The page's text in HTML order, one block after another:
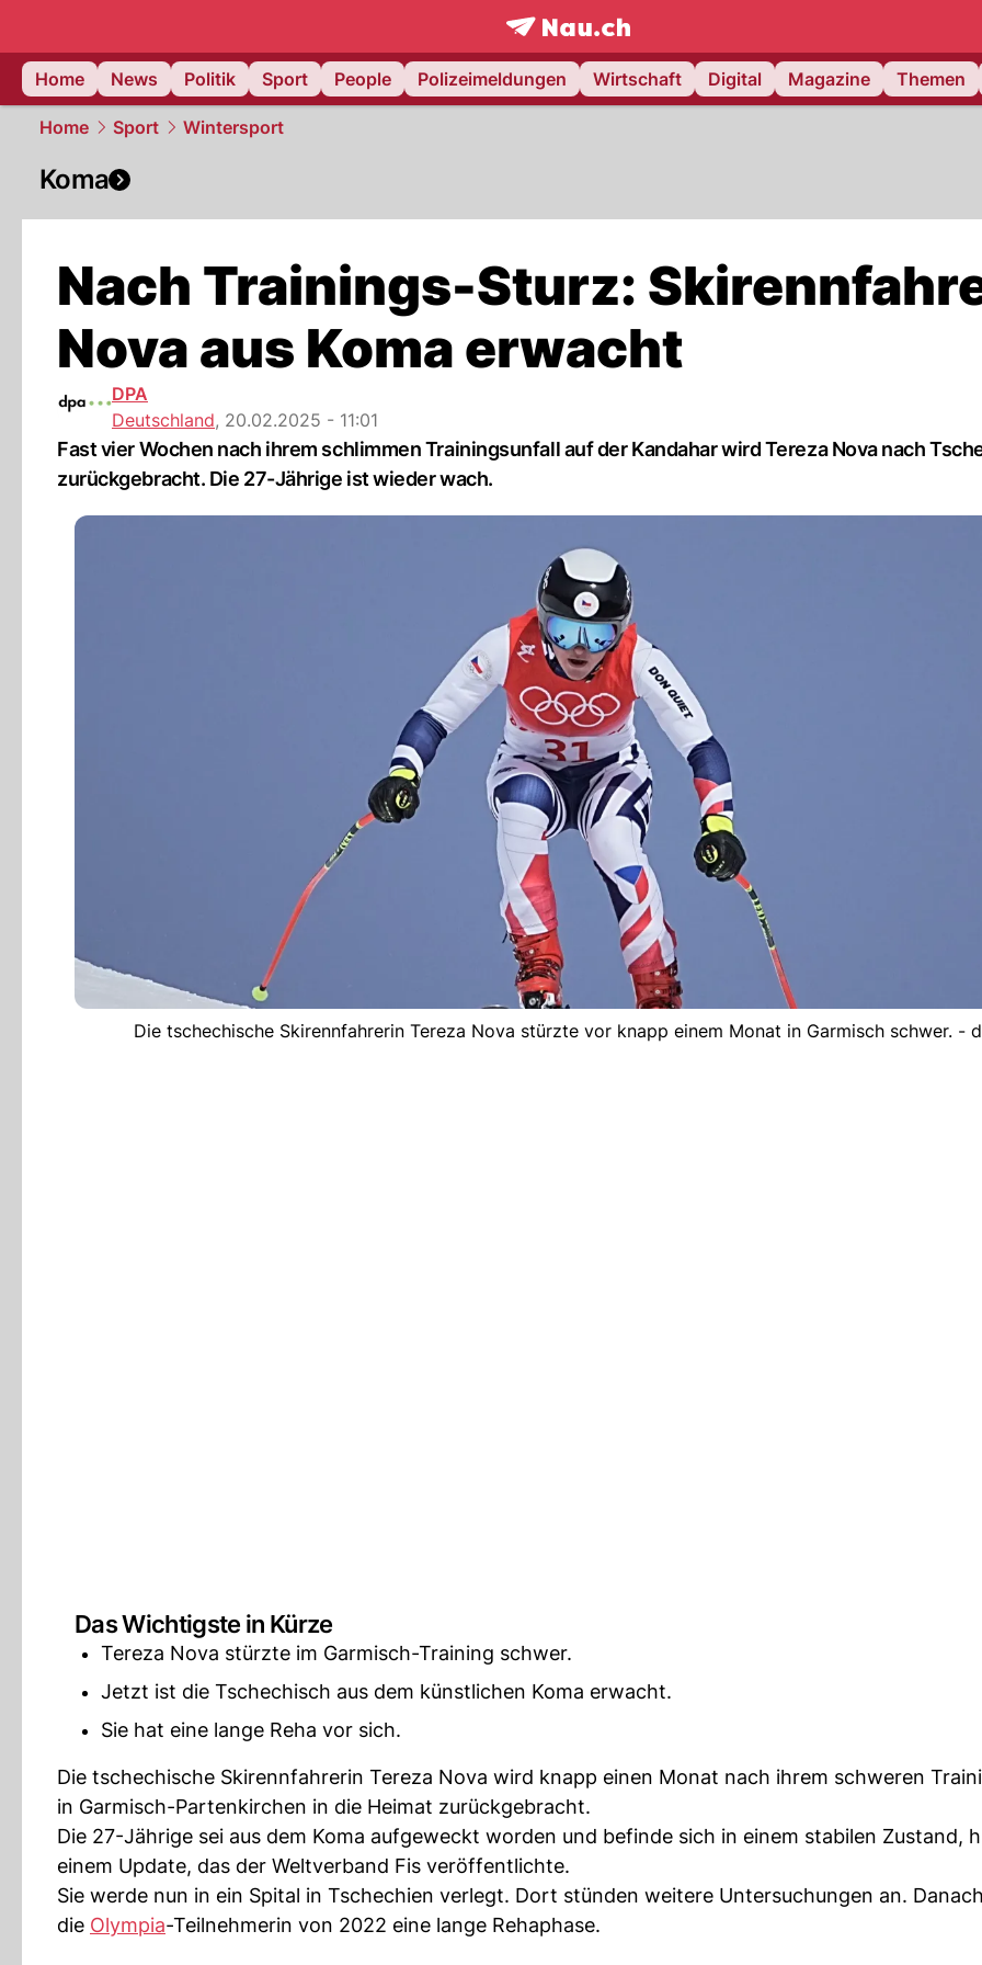
frontpage.NAU.ch
Home
News Politik Sport People Polizeimeldungen Wirtschaft Digital Magazine Themen
Home Sport Wintersport
Koma
Nach Trainings-Sturz:
Nova aus Koma erwacht
DPA
Deutschland, 20.02.2025 - 11:01
Fast vier Wochen nach ihrem schlimmen Trainingsunfall auf der Kandahar wird Tereza Nova nach
zurückgebracht. Die 27-Jährige ist wieder wach.
Die tschechische Skirennfahrerin Tereza Nova stürzte vor knapp einem Monat in Garmisch schwer. -
Das Wichtigste in Kürze
Tereza Nova stürzte im Garmisch-Training schwer.
Jetzt ist die Tschechisch aus dem künstlichen Koma erwacht.
Sie hat eine lange Reha vor sich.
Die tschechische Skirennfahrerin Tereza Nova wird knapp einen Monat nach ihrem schweren
in Garmisch-Partenkirchen in die Heimat zurückgebracht.
Die 27-Jährige sei aus dem Koma aufgeweckt worden und befinde sich in einem stabilen Zustand,
einem Update, das der Weltverband Fis veröffentlichte.
Sie werde nun in ein Spital in Tschechien verlegt. Dort stünden weitere Untersuchungen an.
die Olympia-Teilnehmerin von 2022 eine lange Rehaphase.